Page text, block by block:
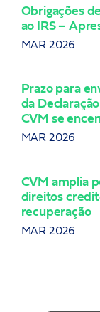
Obrigações
ao IRS –
MAR 2026
Prazo para
da
CVM se
MAR 2026
CVM amplia
direitos
recuperação
MAR 2026